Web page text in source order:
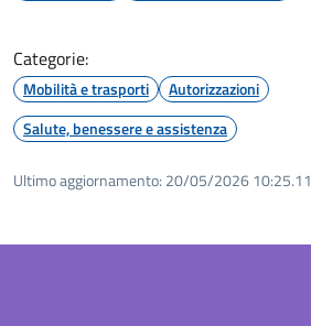
Categorie:
Mobilità e trasporti
Autorizzazioni
Salute, benessere e assistenza
Ultimo aggiornamento: 20/05/2026 10:25.11